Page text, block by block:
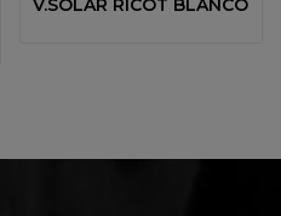
V.SOLAR RICOT BLANCO